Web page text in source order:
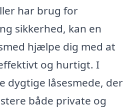
har brug for
sikkerhed, kan en
hjælpe dig med at
og hurtigt. I
dygtige låsesmede, der
både private og